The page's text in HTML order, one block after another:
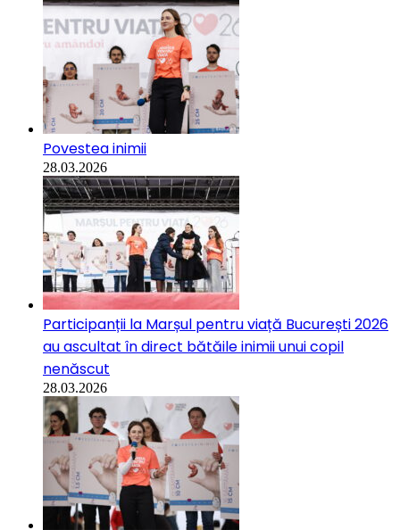
Povestea inimii
28.03.2026
Participanții la Marșul pentru viață București 2026
au ascultat în direct bătăile inimii unui copil
nenăscut
28.03.2026